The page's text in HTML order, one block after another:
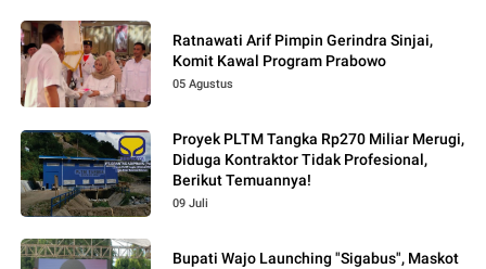
Ratnawati Arif Pimpin Gerindra Sinjai,
Komit Kawal Program Prabowo
05 Agustus
Proyek PLTM Tangka Rp270 Miliar Merugi,
Diduga Kontraktor Tidak Profesional,
Berikut Temuannya!
09 Juli
Bupati Wajo Launching "Sigabus", Maskot